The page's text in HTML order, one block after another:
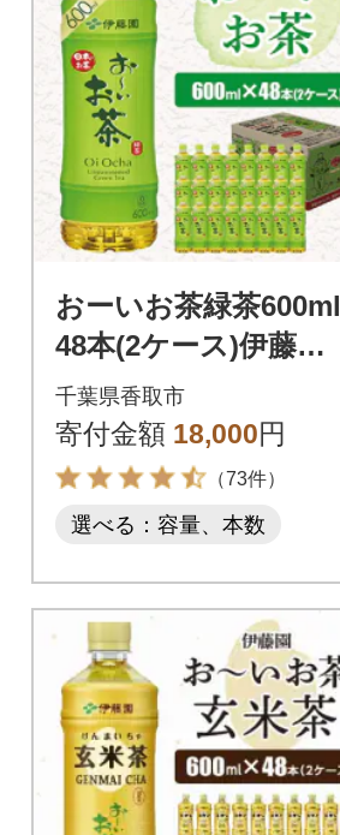
おーいお茶緑茶600ml
48本(2ケース)伊藤
園 香取市産ぺットボ
トル飲料
千葉県香取市
寄付金額 18,000円
（73件）
選べる：容量、本数